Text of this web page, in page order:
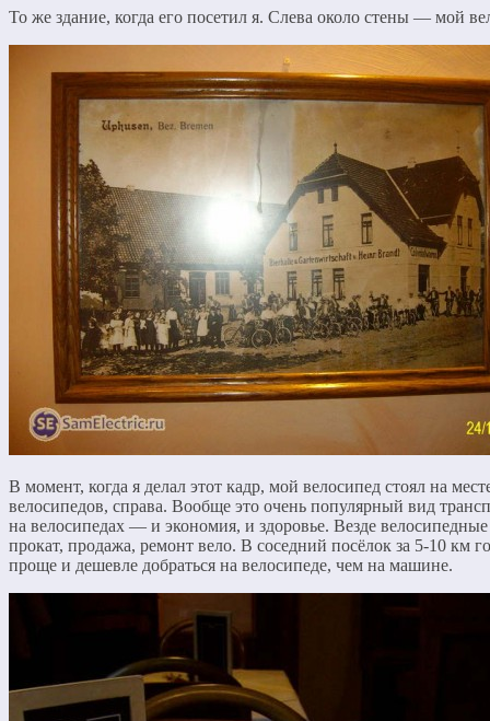
То же здание, когда его посетил я. Слева около стены — мой
В момент, когда я делал этот кадр, мой велосипед стоял на
велосипедов, справа. Вообще это очень популярный вид
на велосипедах — и экономия, и здоровье. Везде
прокат, продажа, ремонт вело. В соседний посёлок за 5-10 км
проще и дешевле добраться на велосипеде, чем на машине.